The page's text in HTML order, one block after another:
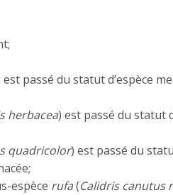
est passé du statut d’espèce
herbacea) est passé du statut
quadricolor) est passé du
espèce rufa(Calidris canutus